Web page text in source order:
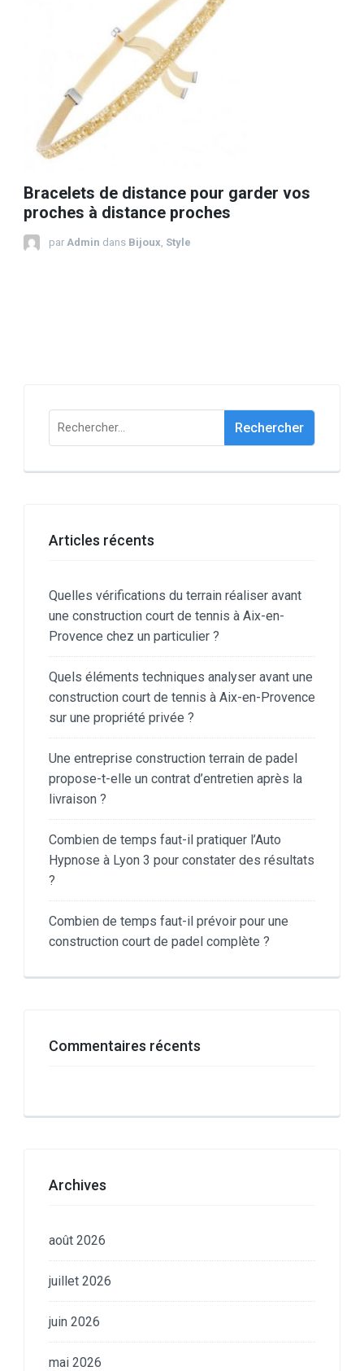
Bracelets de distance pour garder vos
proches à distance proches
par Admin dans Bijoux Style
Rechercher :
Articles récents
Quelles vérifications du terrain réaliser avant
une construction court de tennis à Aix-en-
Provence chez un particulier ?
Quels éléments techniques analyser avant une
construction court de tennis à Aix-en-Provence
sur une propriété privée ?
Une entreprise construction terrain de padel
propose-t-elle un contrat d’entretien après la
livraison ?
Combien de temps faut-il pratiquer l’Auto
Hypnose à Lyon 3 pour constater des résultats
?
Combien de temps faut-il prévoir pour une
construction court de padel complète ?
Commentaires récents
Archives
août 2026
juillet 2026
juin 2026
mai 2026